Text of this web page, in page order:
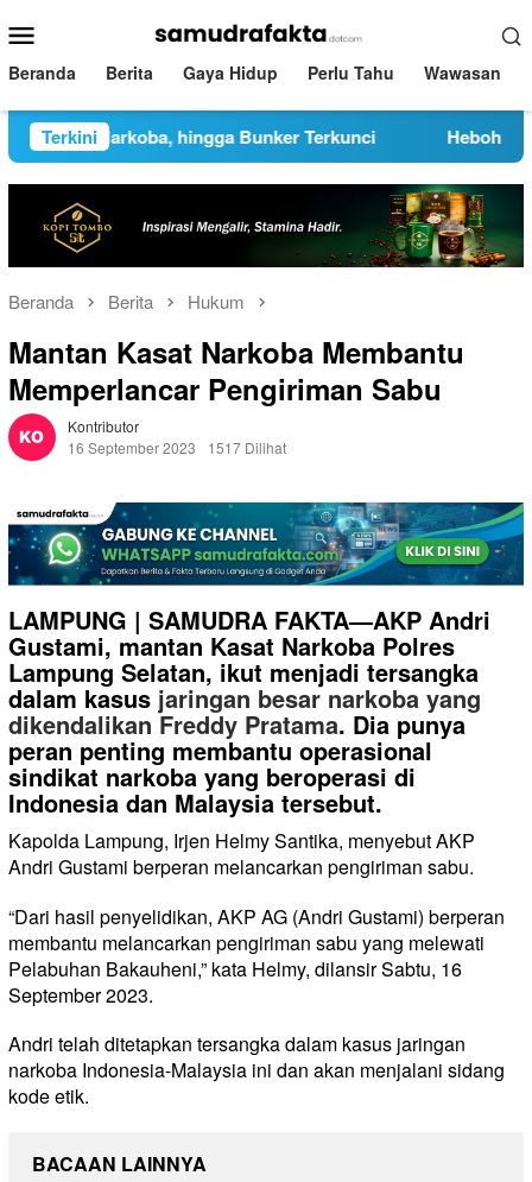
ke
kontenMobile
Beranda Berita Gaya Hidup Perlu Tahu Wawasan
Terkini
Narkoba, hingga Bunker Terkunci Heboh
Beranda Berita Hukum
Mantan Kasat Narkoba Membantu
Memperlancar Pengiriman Sabu
Kontributor
16 September 2023
1517 Dilihat
LAMPUNG | SAMUDRA FAKTA—AKP Andri
Gustami, mantan Kasat Narkoba Polres
Lampung Selatan, ikut menjadi tersangka
dalam kasus jaringan besar narkoba yang
dikendalikan Freddy Pratama. Dia punya
peran penting membantu operasional
sindikat narkoba yang beroperasi di
Indonesia dan Malaysia tersebut.
Kapolda Lampung, Irjen Helmy Santika, menyebut AKP
Andri Gustami berperan melancarkan pengiriman sabu.
“Dari hasil penyelidikan, AKP AG (Andri Gustami) berperan
membantu melancarkan pengiriman sabu yang melewati
Pelabuhan Bakauheni,” kata Helmy, dilansir Sabtu, 16
September 2023.
Andri telah ditetapkan tersangka dalam kasus jaringan
narkoba Indonesia-Malaysia ini dan akan menjalani sidang
kode etik.
BACAAN LAINNYA